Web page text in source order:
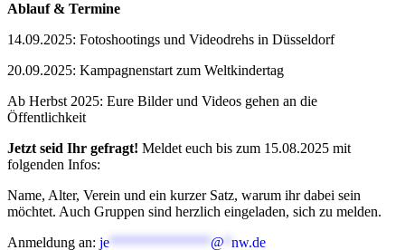
Ablauf & Termine
14.09.2025: Fotoshootings und Videodrehs in Düsseldorf
20.09.2025: Kampagnenstart zum Weltkindertag
Ab Herbst 2025: Eure Bilder und Videos gehen an die
Öffentlichkeit
Jetzt seid Ihr gefragt! Meldet euch bis zum 15.08.2025 mit
folgenden Infos:
Name, Alter, Verein und ein kurzer Satz, warum ihr dabei sein
möchtet. Auch Gruppen sind herzlich eingeladen, sich zu melden.
Anmeldung an: je @ nw.de